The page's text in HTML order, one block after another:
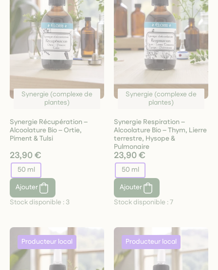
Synergie (complexe de
plantes)
Synergie Récupération –
Alcoolature Bio – Ortie,
Piment & Tulsi
23,90 €
50 ml
Ajouter
Stock disponible : 3
Synergie (complexe de
plantes)
Synergie Respiration –
Alcoolature Bio – Thym, Lierre
terrestre, Hysope &
Pulmonaire
23,90 €
50 ml
Ajouter
Stock disponible :7